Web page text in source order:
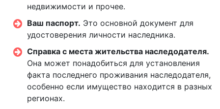
недвижимости и прочее.
Ваш паспорт. Это основной документ для
удостоверения личности наследника.
Справка с места жительства наследодателя.
Она может понадобиться для установления
факта последнего проживания наследодателя,
особенно если имущество находится в разных
регионах.